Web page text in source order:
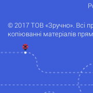
© 2017 ТОВ «Зручно». Всі
копіюванні матеріалів